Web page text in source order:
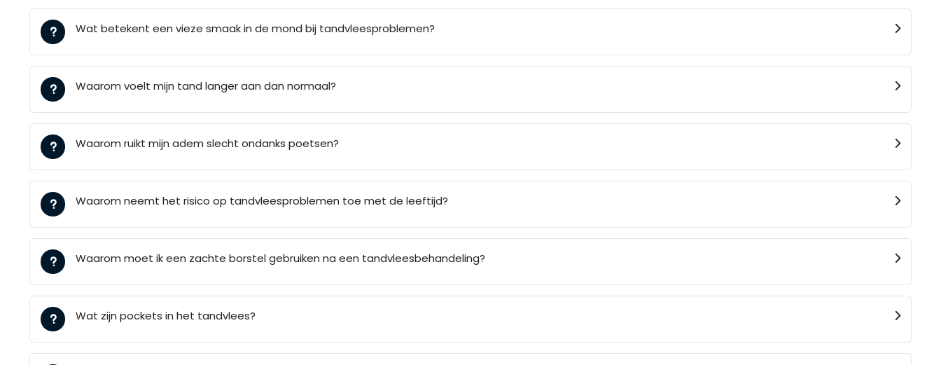
Wat betekent een vieze smaak in de mond bij tandvleesproblemen?
Waarom voelt mijn tand langer aan dan normaal?
Waarom ruikt mijn adem slecht ondanks poetsen?
Waarom neemt het risico op tandvleesproblemen toe met de leeftijd?
Waarom moet ik een zachte borstel gebruiken na een tandvleesbehandeling?
Wat zijn pockets in het tandvlees?